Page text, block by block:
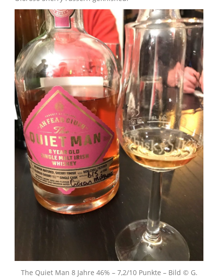
The Quiet Man 8 Jahre 46% – 7,2/10 Punkte – Bild © G.